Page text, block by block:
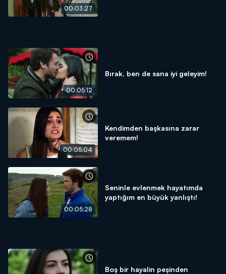
00:03:27
00:05:12
Bırak, ben de sana iyi geleyim!
00:05:04
Kendimden başkasına zarar
veremem!
00:05:28
Seninle evlenmek hayatımda
yaptığım en büyük yanlıştı!
Boş bir hayalin peşinden